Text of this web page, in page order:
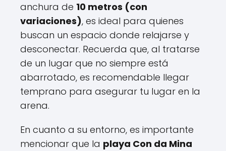
anchura de 10 metros (con
variaciones), es ideal para quienes
buscan un espacio donde relajarse y
desconectar. Recuerda que, al tratarse
de un lugar que no siempre está
abarrotado, es recomendable llegar
temprano para asegurar tu lugar en la
arena.
En cuanto a su entorno, es importante
mencionar que la playa Con da Mina